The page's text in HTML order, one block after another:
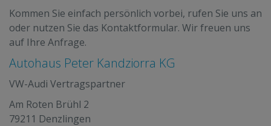
Kommen Sie einfach persönlich vorbei, rufen Sie uns an
oder nutzen Sie das Kontaktformular. Wir freuen uns
auf Ihre Anfrage.
Autohaus Peter Kandziorra KG
VW-Audi Vertragspartner
Am Roten Brühl 2
79211 Denzlingen